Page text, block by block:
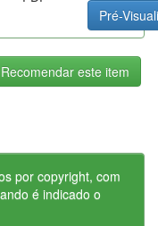
Pré-
Recomendar este item
por copyright, com
é indicado o